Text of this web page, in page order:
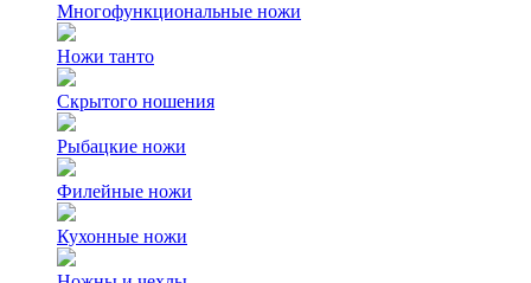
Многофункциональные ножи
Ножи танто
Скрытого ношения
Рыбацкие ножи
Филейные ножи
Кухонные ножи